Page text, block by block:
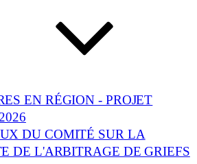
EN RÉGION - PROJET
DU COMITÉ SUR LA
DE L'ARBITRAGE DE GRIEFS